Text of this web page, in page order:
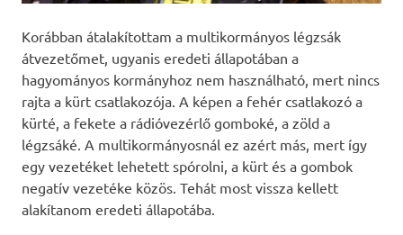
Korábban átalakítottam a multikormányos légzsák
átvezetőmet, ugyanis eredeti állapotában a
hagyományos kormányhoz nem használható, mert nincs
rajta a kürt csatlakozója. A képen a fehér csatlakozó a
kürté, a fekete a rádióvezérlő gomboké, a zöld a
légzsáké. A multikormányosnál ez azért más, mert így
egy vezetéket lehetett spórolni, a kürt és a gombok
negatív vezetéke közös. Tehát most vissza kellett
alakítanom eredeti állapotába.